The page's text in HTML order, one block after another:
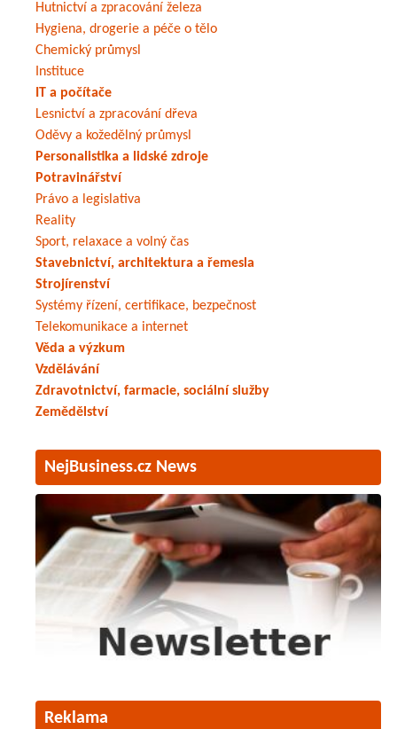
Hutnictví a zpracování železa
Hygiena, drogerie a péče o tělo
Chemický průmysl
Instituce
IT a počítače
Lesnictví a zpracování dřeva
Oděvy a kožedělný průmysl
Personalistika a lidské zdroje
Potravinářství
Právo a legislativa
Reality
Sport, relaxace a volný čas
Stavebnictví, architektura a řemesla
Strojírenství
Systémy řízení, certifikace, bezpečnost
Telekomunikace a internet
Věda a výzkum
Vzdělávání
Zdravotnictví, farmacie, sociální služby
Zemědělství
NejBusiness.cz News
Reklama